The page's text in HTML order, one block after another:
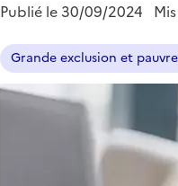
Publié le 30/09/2024
Grande exclusion et